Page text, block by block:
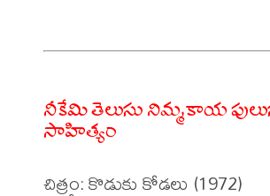
నీకేమి తెలుసు నిమ్మకాయ
సాహిత్యం
చిత్రం: కొడుకు కోడలు (1972)